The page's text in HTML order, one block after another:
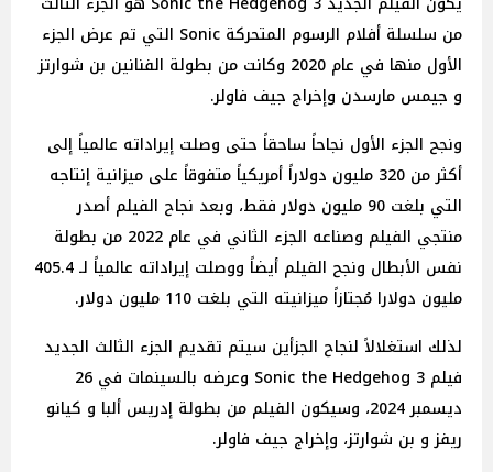
من سلسلة أفلام الرسوم المتحركة Sonic التي تم عرض الجزء
الأول منها في عام 2020 وكانت من بطولة الفنانين بن شوارتز
و جيمس مارسدن وإخراج جيف فاولر.
ونجح الجزء الأول نجاحاً ساحقاً حتى وصلت إيراداته عالمياً إلى
أكثر من 320 مليون دولاراً أمريكياً متفوقاً على ميزانية إنتاجه
التي بلغت 90 مليون دولار فقط، وبعد نجاح الفيلم أصدر
منتجي الفيلم وصناعه الجزء الثاني في عام 2022 من بطولة
نفس الأبطال ونجح الفيلم أيضاً ووصلت إيراداته عالمياً لـ 405.4
مليون دولارا مُجتازاً ميزانيته التي بلغت 110 مليون دولار.
لذلك استغلالاً لنجاح الجزأين سيتم تقديم الجزء الثالث الجديد
فيلم Sonic the Hedgehog 3 وعرضه بالسينمات في 26
ديسمبر 2024، وسيكون الفيلم من بطولة إدريس ألبا و كيانو
ريفز و بن شوارتز، وإخراج جيف فاولر.